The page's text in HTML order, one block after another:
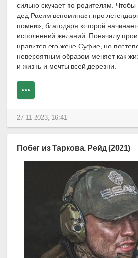
сильно скучает по родителям. Чтобы
дед Расим вспоминает про
помни», благодаря которой
исполнений желаний. Поначалу
нравится его жене Суфие, но
невероятным образом меняет как
и жизнь и мечты всей деревни.
27-11-2023, 16:41
Побег из Таркова. Рейд (2021)